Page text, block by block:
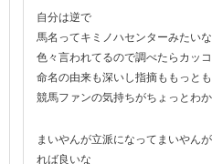
自分は逆で
馬名ってキミノハセンターみたい
色々言われてるので調べたらカッ
命名の由来も深いし指摘ももっと
競馬ファンの気持ちがちょっとわ
まいやんが立派になってまいやん
れば良いな